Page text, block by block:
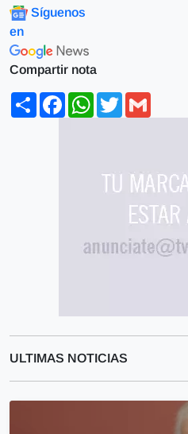
Síguenos
en
Compartir nota
ShareFacebookWhatsApp
Twitter
ULTIMAS NOTICIAS